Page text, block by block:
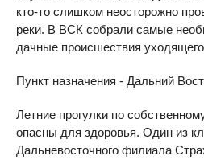
кто-то слишком неосторожно
реки. В ВСК собрали самые
дачные происшествия
Пункт назначения - Дальний
Летние прогулки по
опасны для здоровья. Один из
Дальневосточного филиала